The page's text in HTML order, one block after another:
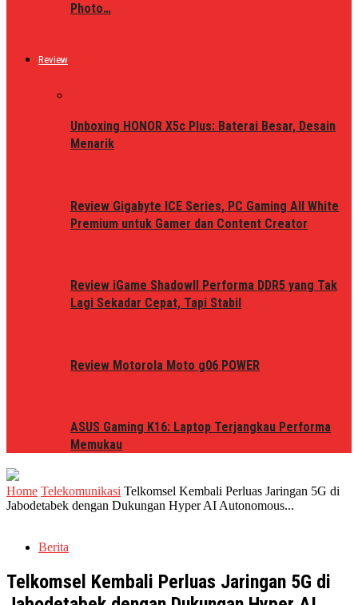
Photo…
Review
Unboxing HONOR X5c Plus: Baterai Besar, Desain
Menarik
Review Gigabyte ICE Series, PC Gaming All White
Premium untuk Gamer dan Content Creator
Review iGame ShadowII Performa DDR5 yang Tak
Lagi Sekadar Cepat, Tapi Stabil
Review Motorola Moto g06 POWER
ASUS Gaming K16: Laptop Terjangkau Performa
Memukau
Home Telekomunikasi Telkomsel Kembali Perluas Jaringan 5G di
Jabodetabek dengan Dukungan Hyper AI Autonomous...
Berita
Telkomsel Kembali Perluas Jaringan 5G di